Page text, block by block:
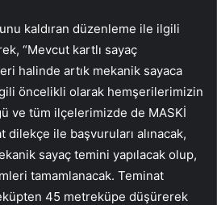
kaldıran düzenleme ile ilgili
“Mevcut kartlı sayaç
halinde artık mekanik sayaca
öncelikli olarak hemşerilerimizin
ve tüm ilçelerimizde de MASKİ
ile başvuruları alınacak,
sayaç temini yapılacak olup,
tamamlanacak. Teminat
45 metreküpe düşürerek